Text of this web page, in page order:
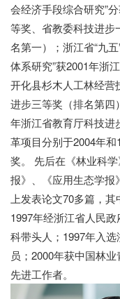
会经济手段综合研究”
等奖、省教委科技进步
名第一）；浙江省“九
体系研究”获2001年浙
开化县杉木人工林经营
进步三等奖（排名第四
年浙江省教育厅科技进
革项目分别于2004年
奖。 先后在《林业科
报》、《应用生态学报
上发表论文70多篇，
1997年经浙江省人民
科带头人；1997年入选
员；2000年获中国林
先进工作者。